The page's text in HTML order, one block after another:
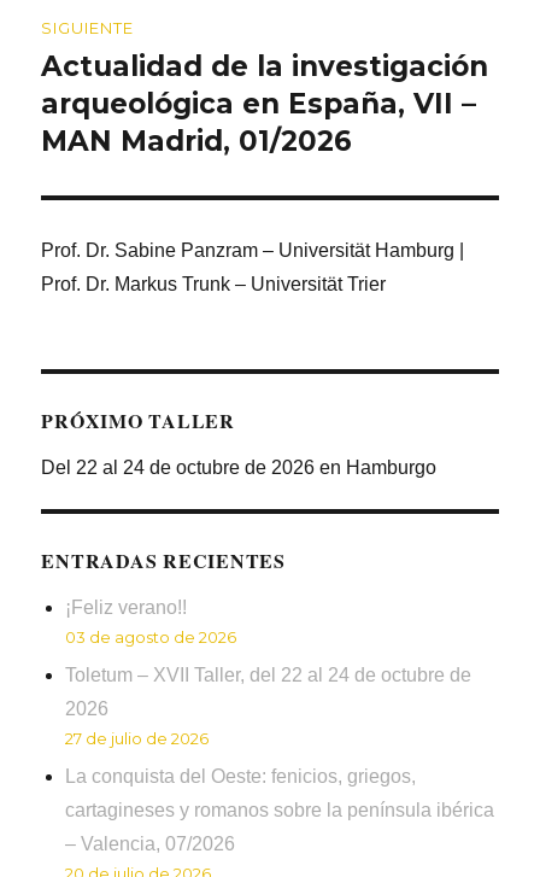
SIGUIENTE
Entrada
siguiente:
Actualidad de la investigación
arqueológica en España, VII –
MAN Madrid, 01/2026
Prof. Dr. Sabine Panzram – Universität Hamburg |
Prof. Dr. Markus Trunk – Universität Trier
PRÓXIMO TALLER
Del 22 al 24 de octubre de 2026 en Hamburgo
ENTRADAS RECIENTES
¡Feliz verano!!
03 de agosto de 2026
Toletum – XVII Taller, del 22 al 24 de octubre de
2026
27 de julio de 2026
La conquista del Oeste: fenicios, griegos,
cartagineses y romanos sobre la península ibérica
– Valencia, 07/2026